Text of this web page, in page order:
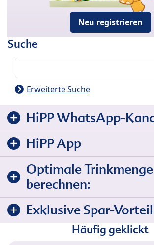
Neu registrieren
Suche
Erweiterte Suche
HiPP WhatsApp-
HiPP App
Optimale
berechnen:
Exklusive Spar-
Häufig geklickt